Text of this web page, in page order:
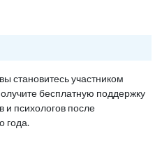
становитесь участником
бесплатную поддержку
и психологов после
года.